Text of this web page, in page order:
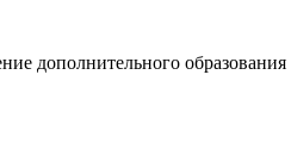
дополнительного образования